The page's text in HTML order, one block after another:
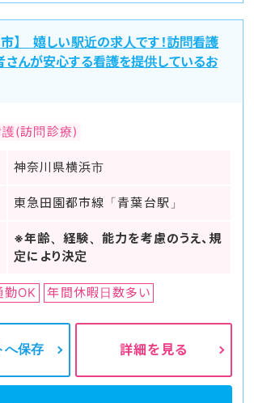
市】 嬉しい駅近の求人です！訪問看護
んが安心する看護を提供しているお
(訪問診療)
神奈川県横浜市
東急田園都市線「青葉台駅」
※年齢、経験、能力を考慮のうえ、規
定により決定
勤OK 年間休暇日数多い
へ保存 詳細を見る